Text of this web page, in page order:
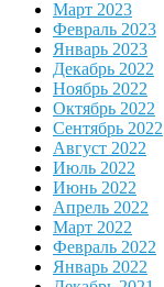
Март 2023
Февраль 2023
Январь 2023
Декабрь 2022
Ноябрь 2022
Октябрь 2022
Сентябрь 2022
Август 2022
Июль 2022
Июнь 2022
Апрель 2022
Март 2022
Февраль 2022
Январь 2022